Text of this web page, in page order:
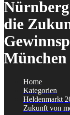
die
München
Home
Kategorien
Heldenmarkt
Zukunft von